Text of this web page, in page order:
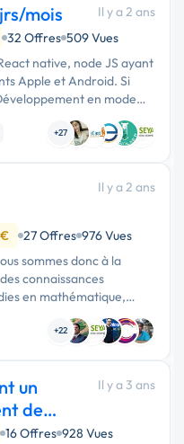
mois
Il y a 2 ans
32 Offres 509 Vues
native, node JS ayant
Apple et Android. Si
en mode
et back. -
+27
Il y a 2 ans
27 Offres 976 Vues
sommes donc à la
connaissances
en mathématique,
et statistique
+22
un
de
Il y a 3 ans
16 Offres 928 Vues